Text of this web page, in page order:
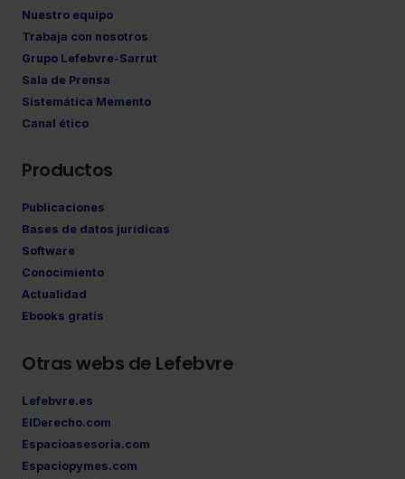
Nuestro equipo
Trabaja con nosotros
Grupo Lefebvre-Sarrut
Sala de Prensa
Sistemática Memento
Canal ético
Productos
Publicaciones
Bases de datos jurídicas
Software
Conocimiento
Actualidad
Ebooks gratis
Otras webs de Lefebvre
Lefebvre.es
ElDerecho.com
Espacioasesoria.com
Espaciopymes.com